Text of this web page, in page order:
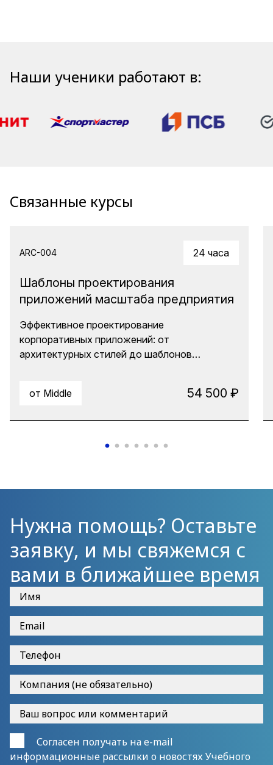
Наши ученики работают в:
Связанные курсы
ARC-004 24 часа
Шаблоны проектирования
приложений масштаба предприятия
Эффективное проектирование
корпоративных приложений: от
архитектурных стилей до шаблонов
научиться выбирать подходящие решения и
шаблоны проектирования для создания
от Middle 54 500 ₽
Нужна помощь? Оставьте
заявку, и мы свяжемся с
вами в ближайшее время
Согласен получать на e-mail
информационные рассылки о новостях Учебного